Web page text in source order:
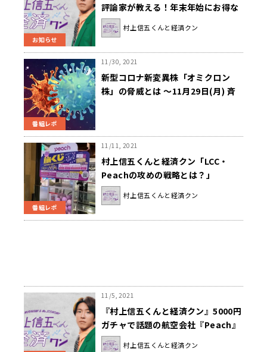
お知らせ
評論家が教える！年末年始にお得な
ホテル情報
村上信五くんと経済クン
番組レポ
11/30, 2021
新型コロナ新変異株「オミクロン
株」の脅威とは ～11月29日(月) 斉
番組レポ
11/11, 2021
村上信五くんと経済クン「LCC・
Peachの攻めの戦略とは？」
村上信五くんと経済クン
11/5, 2021
『村上信五くんと経済クン』5000円
ガチャで話題の航空会社『Peach』
を大特集！
村上信五くんと経済クン